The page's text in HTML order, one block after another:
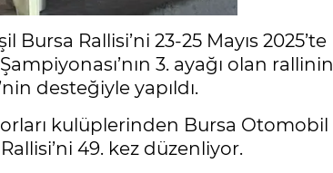
Rallisi’ni 23-25 Mayıs 2025’te
3. ayağı olan rallinin
desteğiyle yapıldı.
kulüplerinden Bursa Otomobil
49. kez düzenliyor.